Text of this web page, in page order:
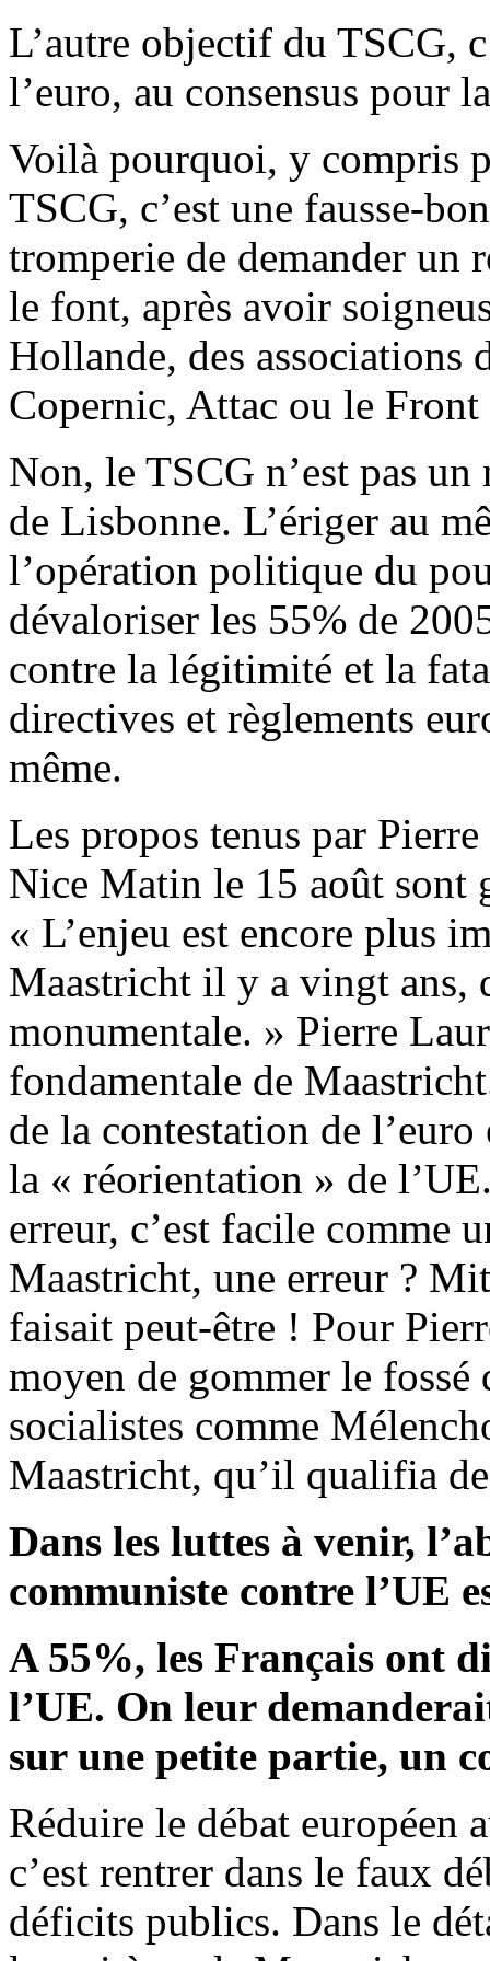
L’autre objectif du TSCG,
l’euro, au consensus pour
Voilà pourquoi, y compris
TSCG, c’est une fausse-
tromperie de demander un
le font, après avoir
Hollande, des associations
Copernic, Attac ou le Front
Non, le TSCG n’est pas
de Lisbonne. L’ériger au
l’opération politique du
dévaloriser les 55% de
contre la légitimité et la
directives et règlements
même.
Les propos tenus par
Nice Matin le 15 août sont
« L’enjeu est encore plus
Maastricht il y a vingt ans,
monumentale. » Pierre
fondamentale de
de la contestation de
la « réorientation » de
erreur, c’est facile comme
Maastricht, une erreur ?
faisait peut-être ! Pour
moyen de gommer le fossé
socialistes comme
Maastricht, qu’il qualifia
Dans les luttes à venir,
communiste contre l’UE
A 55%, les Français ont
l’UE. On leur
sur une petite partie, un
Réduire le débat européen
c’est rentrer dans le faux
déficits publics. Dans le